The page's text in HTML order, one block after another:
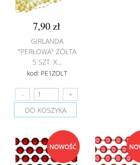
7,90 zł
GIRLANDA
"PERŁOWA" ŻÓŁTA
5 SZT. X...
kod: PE1ZOLT
DO KOSZYKA